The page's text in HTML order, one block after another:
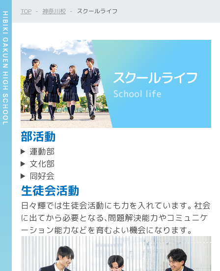
TOP 神奈川校 スクールライフ
部活動
運動部
文化部
同好会
生徒会活動
日々輝では生徒会活動にも力を入れています。社会
に出てから必要となる、問題解決能力やコミュニケ
ーション能力などを育むよい機会になります。